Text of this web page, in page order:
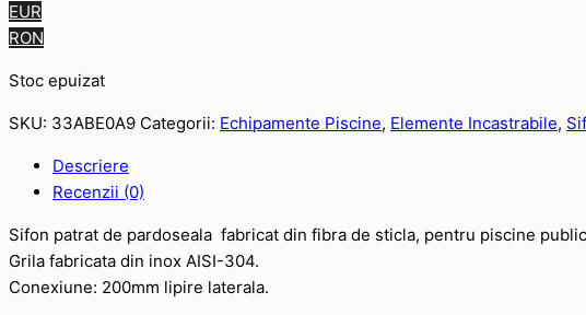
EUR
RON
Stoc epuizat
SKU: 33ABE0A9 Categorii: Echipamente Piscine, Elemente Incastrabile,
Descriere
Recenzii (0)
Sifon patrat de pardoseala fabricat din fibra de sticla, pentru piscine
Grila fabricata din inox AISI-304.
Conexiune: 200mm lipire laterala.